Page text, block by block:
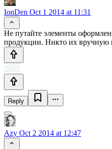
IonDen Oct 1 2014 at 11:31
Не путайте элементы
продукции. Никто их вручную
Reply
Azy Oct 2 2014 at 12:47